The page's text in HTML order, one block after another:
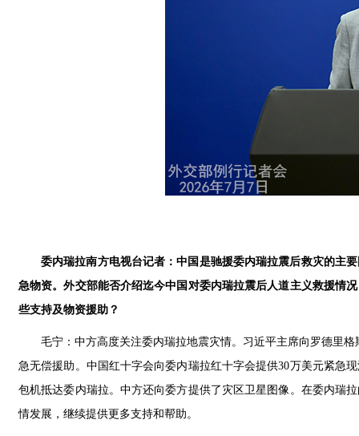
委内瑞拉南方电视台记者：中国是驰援委内瑞拉震后救灾的主
急物资。外交部能否介绍迄今中国对委内瑞拉震后人道主义救援情
些支持及物资援助？
毛宁：中方高度关注委内瑞拉地震灾情。习近平主席向罗德里
急无偿援助。中国红十字会向委内瑞拉红十字会提供30万美元紧急
包机抵达委内瑞拉。中方还向委方提供了灾区卫星图像。在委内瑞
情发展，继续提供更多支持和帮助。